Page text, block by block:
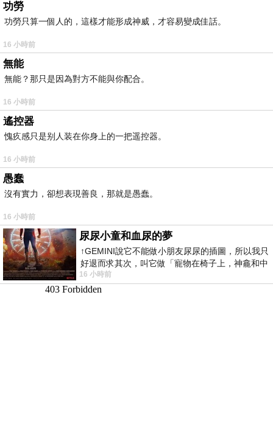
功勞
功勞只算一個人的，這樣才能形成神威，才容易變成佳話。
16 小時前
無能
無能？那只是因為對方不能與你配合。
16 小時前
遙控器
愧疚感只是别人装在你身上的一把遥控器。
16 小時前
愚蠢
沒有實力，卻想表現善良，那就是愚蠢。
16 小時前
尿尿小童和血尿的夢
↑GEMINI說它不能做小朋友尿尿的插圖，所以我只
好退而求其次，叫它做「寵物在椅子上，神龕和中
年人臉孔」的畫了。 六月底
16 小時前